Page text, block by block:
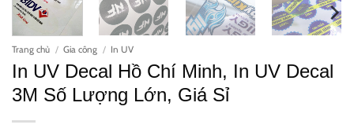
Trang chủ / Gia công / In UV
In UV Decal Hồ Chí Minh, In UV Decal
3M Số Lượng Lớn, Giá Sỉ